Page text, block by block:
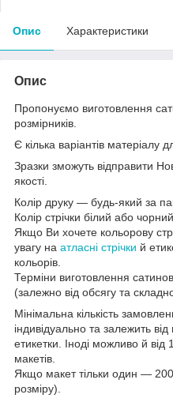
Опис Характеристики
Опис
Пропонуємо виготовлення
розмірників.
Є кілька варіантів
Зразки зможуть відправити
якості.
Колір друку — будь-який за
Колір стрічки білий або чорний.
Якщо Ви хочете кольорову
увагу на атласні стрічки й
кольорів.
Терміни виготовлення
(залежно від обсягу та
Мінімальна кількість
індивідуально та залежить
етикетки. Іноді можливо й від
макетів.
Якщо макет тільки один —
розміру).